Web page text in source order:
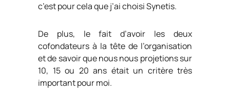
c’est pour cela que j’ai choisi Synetis.
De plus, le fait d’avoir les deux
cofondateurs à la tête de l’organisation
et de savoir que nous nous projetions sur
10, 15 ou 20 ans était un critère très
important pour moi.